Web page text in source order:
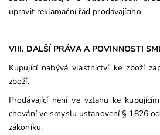
upravit reklamační řád prodávajícího.
VIII. DALŠÍ PRÁVA A POVINNOSTI
Kupující nabývá vlastnictví ke zboží
zboží.
Prodávající není ve vztahu ke
chování ve smyslu ustanovení § 1826
zákoníku.